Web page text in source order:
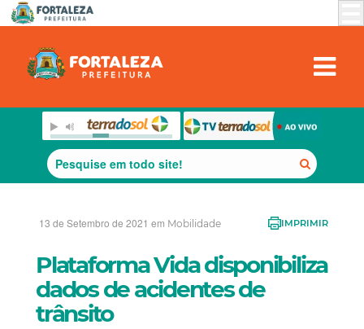
13 de Setembro de 2021 em Mobilidade IMPRIMIR
Plataforma Vida disponibiliza
dados de acidentes de
trânsito